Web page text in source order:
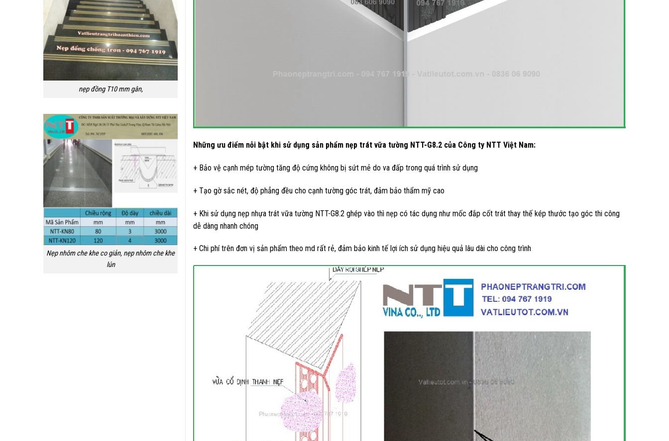
nẹp đồng T10 mm gân,
Nẹp nhôm che khe co giản, nẹp nhôm che khe
lún
Những ưu điểm nỗi bật khi sử dụng sản phẩm nẹp trát vữa tường NTT-G8.2 của Công ty NTT Việt Nam:
+ Bảo vệ cạnh mép tường tăng độ cứng không bị sứt mẻ do va đấp trong quá trình sử dụng
+ Tạo gờ sắc nét, độ phẳng đều cho cạnh tường góc trát, đảm bảo thẩm mỹ cao
+ Khi sử dụng nẹp nhựa trát vữa tường NTT-G8.2 ghép vào thì nẹp có tác dụng như mốc đắp cốt trát thay thế kép thước tạo góc thi công
dễ dàng nhanh chóng
+ Chi phí trên đơn vị sản phẩm theo md rất rẻ, đảm bảo kinh tế lợi ích sử dụng hiệu quả lâu dài cho công trình